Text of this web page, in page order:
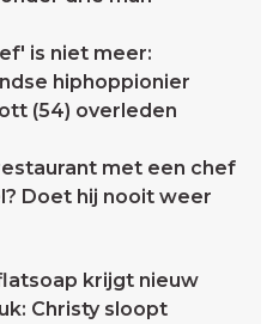
is niet meer:
hiphoppionier
(54) overleden
met een chef
Doet hij nooit weer
krijgt nieuw
Christy sloopt